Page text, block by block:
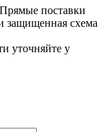
поставки
защищенная схема
уточняйте у